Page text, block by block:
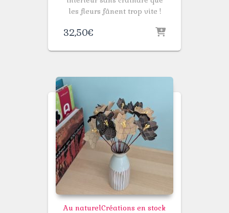
les fleurs fânent trop vite !
32,50€
Au naturelCréations en stock